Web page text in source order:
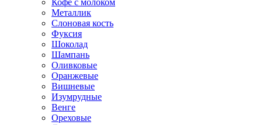
Кофе с молоком
Металлик
Слоновая кость
Фуксия
Шоколад
Шампань
Оливковые
Оранжевые
Вишневые
Изумрудные
Венге
Ореховые